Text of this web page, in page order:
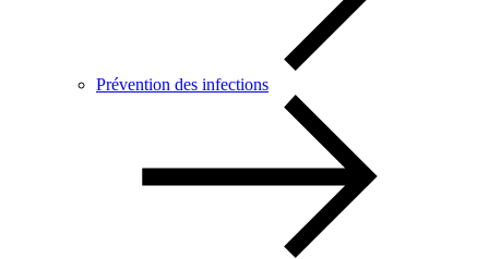
Prévention des infections